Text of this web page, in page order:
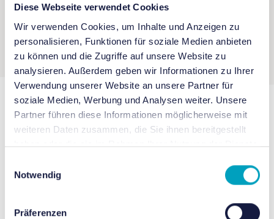
Diese Webseite verwendet Cookies
Wir verwenden Cookies, um Inhalte und Anzeigen zu
personalisieren, Funktionen für soziale Medien anbieten
zu können und die Zugriffe auf unsere Website zu
analysieren. Außerdem geben wir Informationen zu Ihrer
Verwendung unserer Website an unsere Partner für
soziale Medien, Werbung und Analysen weiter. Unsere
Partner führen diese Informationen möglicherweise mit
weiteren Daten zusammen, die Sie ihnen bereitgestellt
haben oder die sie im Rahmen Ihrer Nutzung der Dienste
Notwendig
Präferenzen
Vorgeschlagene